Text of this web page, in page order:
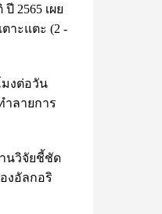
2565 เผย
าะแตะ (2 -
มงต่อวัน
ำลายการ
นวิจัยชี้ชัด
งอัลกอริ